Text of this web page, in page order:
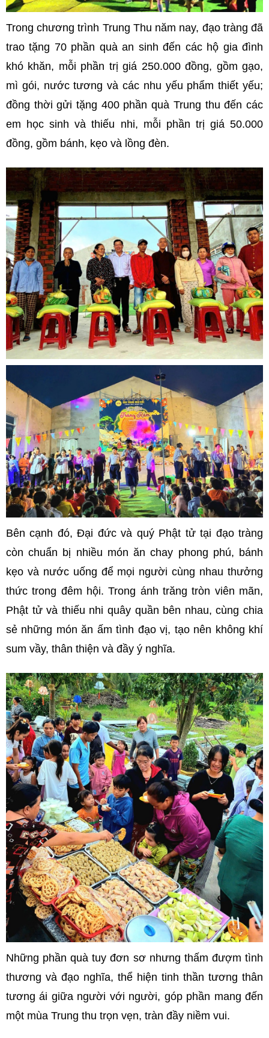
Trong chương trình Trung Thu năm nay, đạo tràng đã
trao tặng 70 phần quà an sinh đến các hộ gia đình
khó khăn, mỗi phần trị giá 250.000 đồng, gồm gạo,
mì gói, nước tương và các nhu yếu phẩm thiết yếu;
đồng thời gửi tặng 400 phần quà Trung thu đến các
em học sinh và thiếu nhi, mỗi phần trị giá 50.000
đồng, gồm bánh, kẹo và lồng đèn.
Bên cạnh đó, Đại đức và quý Phật tử tại đạo tràng
còn chuẩn bị nhiều món ăn chay phong phú, bánh
kẹo và nước uống để mọi người cùng nhau thưởng
thức trong đêm hội. Trong ánh trăng tròn viên mãn,
Phật tử và thiếu nhi quây quần bên nhau, cùng chia
sẻ những món ăn ấm tình đạo vị, tạo nên không khí
sum vầy, thân thiện và đầy ý nghĩa.
Những phần quà tuy đơn sơ nhưng thấm đượm tình
thương và đạo nghĩa, thể hiện tinh thần tương thân
tương ái giữa người với người, góp phần mang đến
một mùa Trung thu trọn vẹn, tràn đầy niềm vui.